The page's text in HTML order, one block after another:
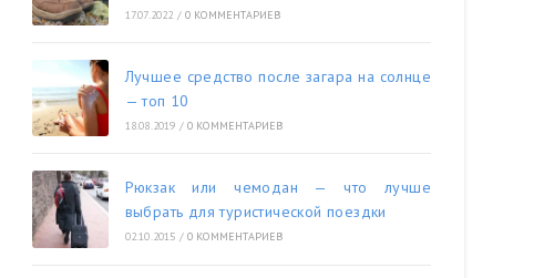
17.07.2022 / 0 КОММЕНТАРИЕВ
Лучшее средство после загара на солнце
— топ 10
18.08.2019 / 0 КОММЕНТАРИЕВ
Рюкзак или чемодан — что лучше
выбрать для туристической поездки
02.10.2015 / 0 КОММЕНТАРИЕВ